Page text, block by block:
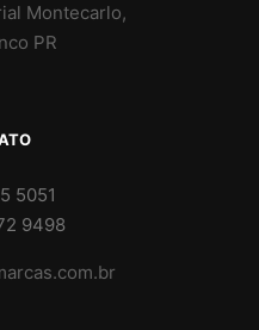
Montecarlo,
PR
5051
9498